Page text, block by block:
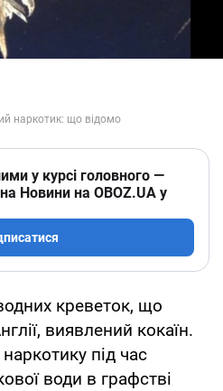
у курсі головного —
Новини на OBOZ.UA у
креветок, що
виявлений кокаїн.
під час
води в графстві